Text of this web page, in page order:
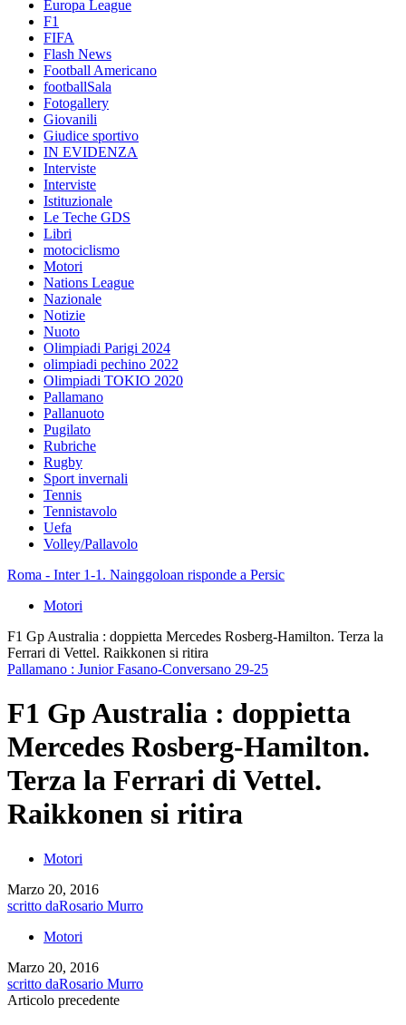
Europa League
F1
FIFA
Flash News
Football Americano
footballSala
Fotogallery
Giovanili
Giudice sportivo
IN EVIDENZA
Interviste
Interviste
Istituzionale
Le Teche GDS
Libri
motociclismo
Motori
Nations League
Nazionale
Notizie
Nuoto
Olimpiadi Parigi 2024
olimpiadi pechino 2022
Olimpiadi TOKIO 2020
Pallamano
Pallanuoto
Pugilato
Rubriche
Rugby
Sport invernali
Tennis
Tennistavolo
Uefa
Volley/Pallavolo
Roma - Inter 1-1. Nainggoloan risponde a Persic
Motori
F1 Gp Australia : doppietta Mercedes Rosberg-Hamilton. Terza la
Ferrari di Vettel. Raikkonen si ritira
Pallamano : Junior Fasano-Conversano 29-25
F1 Gp Australia : doppietta
Mercedes Rosberg-Hamilton.
Terza la Ferrari di Vettel.
Raikkonen si ritira
Motori
Marzo 20, 2016
scritto daRosario Murro
Motori
Marzo 20, 2016
scritto daRosario Murro
Articolo precedente